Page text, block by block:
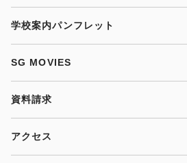
学校案内パンフレット
SG MOVIES
資料請求
アクセス